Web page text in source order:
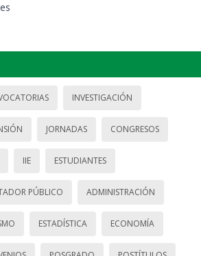
INVESTIGACIÓN
JORNADAS CONGRESOS
IIE ESTUDIANTES
PÚBLICO ADMINISTRACIÓN
ESTADÍSTICA ECONOMÍA